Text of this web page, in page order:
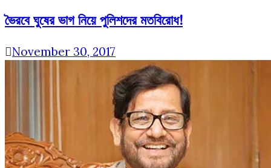
ভৈরবে ঘুষের ভাগ নিয়ে পুলিশদের মতবিরোধ!
November 30, 2017